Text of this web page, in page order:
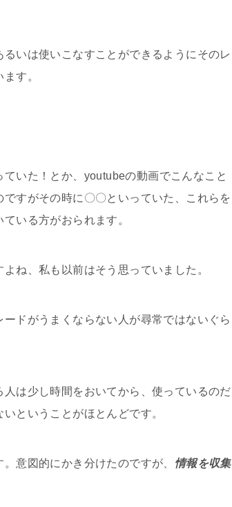
いは使いこなすことができるようにそのレ
す。
いた！とか、youtubeの動画でこんなこと
すがその時に〇〇といっていた、これらを
いる方がおられます。
ね、私も以前はそう思っていました。
ドがうまくならない人が尋常ではないぐら
は少し時間をおいてから、使っているのだ
ということがほとんどです。
意図的にかき分けたのですが、 情報を収集